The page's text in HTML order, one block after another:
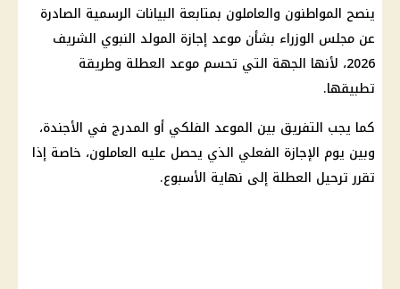
ينصح المواطنون والعاملون بمتابعة البيانات الرسمية الصادرة
عن مجلس الوزراء بشأن موعد إجازة المولد النبوي الشريف
2026، لأنها الجهة التي تحسم موعد العطلة وطريقة
تطبيقها.
كما يجب التفريق بين الموعد الفلكي أو المدرج في الأجندة،
وبين يوم الإجازة الفعلي الذي يحصل عليه العاملون، خاصة إذا
تقرر ترحيل العطلة إلى نهاية الأسبوع.